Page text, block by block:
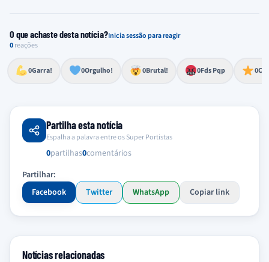
O que achaste desta notícia?Inicia sessão para reagir
0reações
0Garra!
Esforço, determinação, aprovação forte
0Orgulho!
Lealdade, amor clubístico, sentimento profundo
0Brutal!
Impressionante, chocante, de grande impacto 0Fds Pqp
Reação de desespero, raiva, frustração ou espanto extremo 0
Excelência, destaque, o melhor
Partilha esta notícia
Espalha a palavra entre os Super Portistas
0partilhas0comentários
Partilhar:
Facebook
Twitter WhatsApp Copiar link
Notícias relacionadas